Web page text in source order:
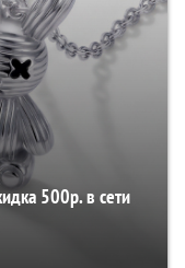
500р. в сети